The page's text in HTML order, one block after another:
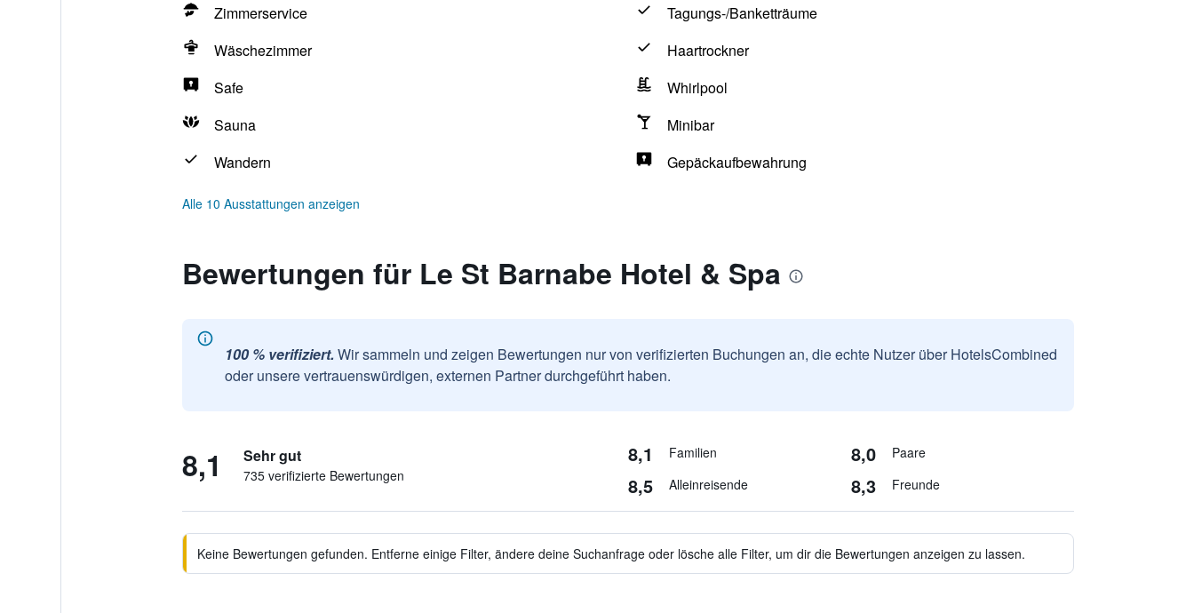
Zimmerservice
Tagungs-/Banketträume
Wäschezimmer
Haartrockner
Safe
Whirlpool
Sauna
Minibar
Wandern
Gepäckaufbewahrung
Alle 10 Ausstattungen anzeigen
Bewertungen für Le St Barnabe Hotel & Spa
100 % verifiziert. Wir sammeln und zeigen Bewertungen nur von verifizierten Buchungen an, die echte Nutzer über HotelsCombined
oder unsere vertrauenswürdigen, externen Partner durchgeführt haben.
8,1 Sehr gut
735 verifizierte Bewertungen
8,1 Familien 8,0 Paare
8,5 Alleinreisende 8,3 Freunde
Keine Bewertungen gefunden. Entferne einige Filter, ändere deine Suchanfrage oder lösche alle Filter, um dir die Bewertungen anzeigen zu lassen.